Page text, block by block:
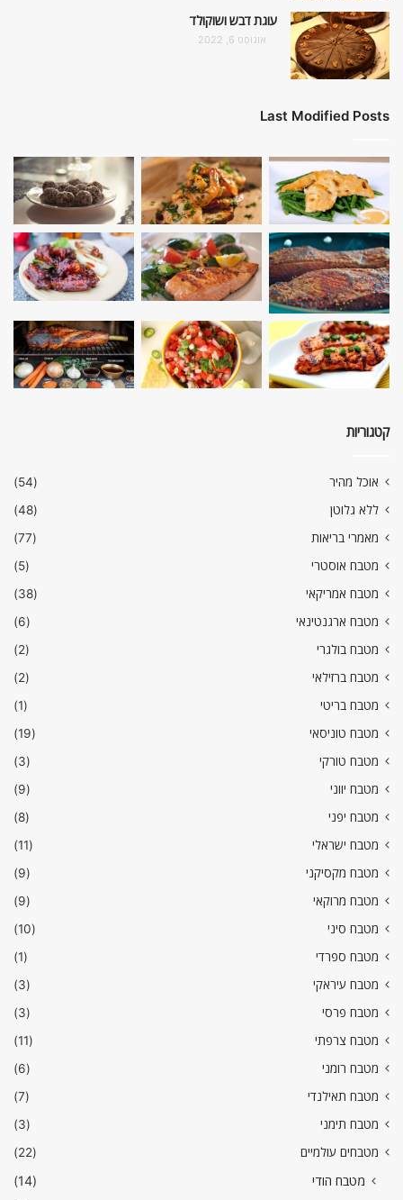
עוגת דבש ושוקולד
אוגוסט 6, 2022
Last Modified Posts
קטגוריות
אוכל מהיר
(54)
ללא גלוטן
(48)
מאמרי בריאות
(77)
מטבח אוסטרי
(5)
מטבח אמריקאי
(38)
מטבח ארגנטינאי
(6)
מטבח בולגרי
(2)
מטבח ברזילאי
(2)
מטבח בריטי
(1)
מטבח טוניסאי
(19)
מטבח טורקי
(3)
מטבח יווני
(9)
מטבח יפני
(8)
מטבח ישראלי
(11)
מטבח מקסיקני
(9)
מטבח מרוקאי
(9)
מטבח סיני
(10)
מטבח ספרדי
(1)
מטבח עיראקי
(3)
מטבח פרסי
(3)
מטבח צרפתי
(11)
מטבח רומני
(6)
מטבח תאילנדי
(7)
מטבח תימני
(3)
מטבחים עולמיים
(22)
מטבח הודי
(14)